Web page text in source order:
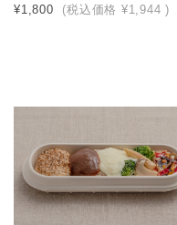
¥1,800 (税込価格 ¥1,944 )